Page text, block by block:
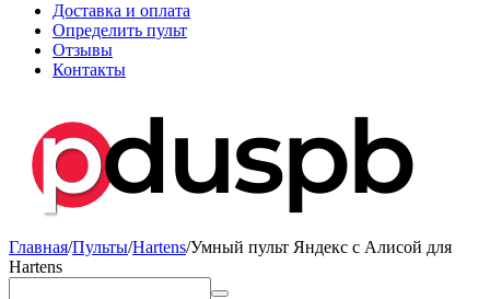
Доставка и оплата
Определить пульт
Отзывы
Контакты
Главная/Пульты/Hartens/Умный пульт Яндекс с Алисой для
Hartens